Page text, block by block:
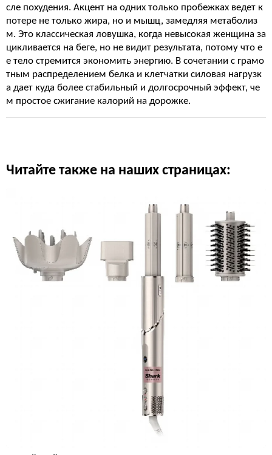
сле похудения. Акцент на одних только пробежках ведет к
потере не только жира, но и мышц, замедляя метаболиз
м. Это классическая ловушка, когда невысокая женщина за
цикливается на беге, но не видит результата, потому что е
е тело стремится экономить энергию. В сочетании с грамо
тным распределением белка и клетчатки силовая нагрузк
а дает куда более стабильный и долгосрочный эффект, че
м простое сжигание калорий на дорожке.
Читайте также на наших страницах: